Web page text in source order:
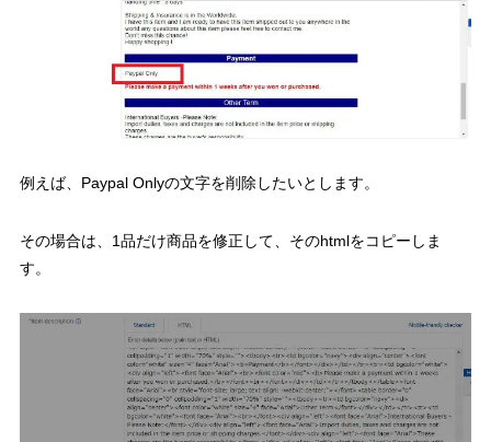
例えば、Paypal Onlyの文字を削除したいとします。
その場合は、1品だけ商品を修正して、そのhtmlをコピーしま
す。